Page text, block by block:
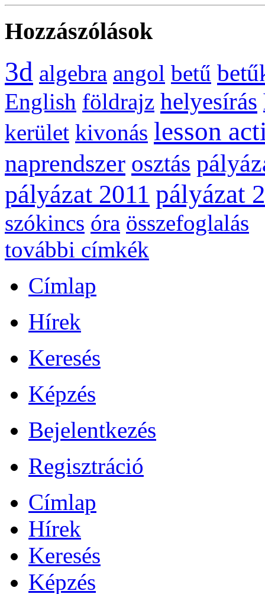
Hozzászólások
3d algebra angol betű
English földrajz helyesírás
kerület kivonás lesson
naprendszer osztás
pályázat 2011 pályázat
szókincs óra összefoglalás
további címkék
Címlap
Hírek
Keresés
Képzés
Bejelentkezés
Regisztráció
Címlap
Hírek
Keresés
Képzés